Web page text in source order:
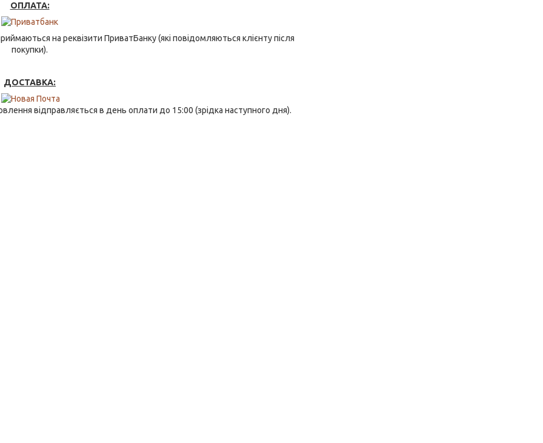
ОПЛАТА:
на реквізити ПриватБанку (які повідомляються клієнту після
покупки).
ДОСТАВКА:
відправляється в день оплати до 15:00 (зрідка наступного дня).